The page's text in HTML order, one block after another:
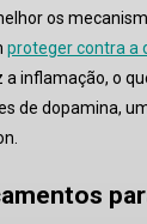
os
proteger contra a
a inflamação, o
de dopamina,